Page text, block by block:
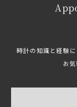
時計の知識と経験
お